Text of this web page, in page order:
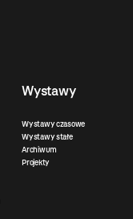
Wystawy
Wystawy czasowe
Wystawy stałe
Archiwum
Projekty